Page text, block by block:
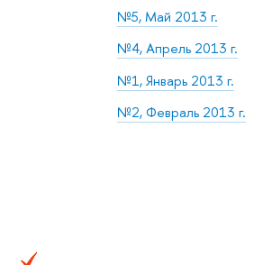
№5, Май 2013 г.
№4, Апрель 2013 г.
№1, Январь 2013 г.
№2, Февраль 2013 г.